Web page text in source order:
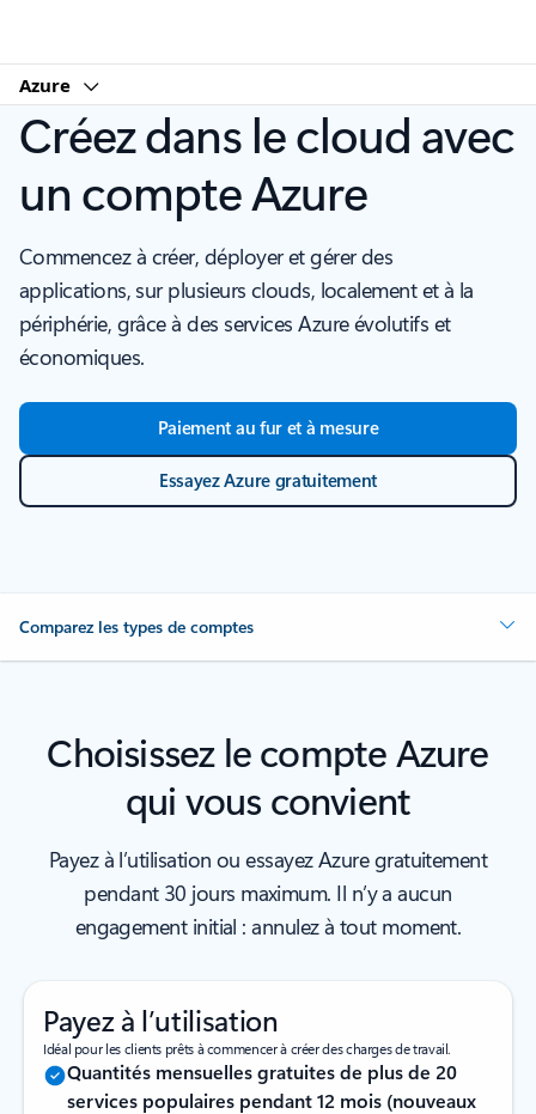
Azure
Créez dans le cloud avec
un compte Azure
Commencez à créer, déployer et gérer des
applications, sur plusieurs clouds, localement et à la
périphérie, grâce à des services Azure évolutifs et
économiques.
Paiement au fur et à mesure
Essayez Azure gratuitement
Comparez les types de comptes
Choisissez le compte Azure
qui vous convient
Payez à l’utilisation ou essayez Azure gratuitement
pendant 30 jours maximum. Il n’y a aucun
engagement initial : annulez à tout moment.
Payez à l’utilisation
Idéal pour les clients prêts à commencer à créer des charges de travail.
Quantités mensuelles gratuites de plus de 20
services populaires pendant 12 mois (nouveaux